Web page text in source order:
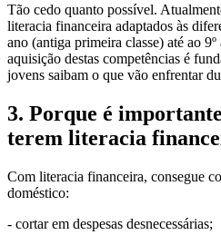
Tão cedo quanto possível.
literacia financeira adaptados às
ano (antiga primeira classe) até ao
aquisição destas competências é
jovens saibam o que vão enfrentar
3. Porque é
terem literacia
Com literacia financeira, consegue
doméstico:
- cortar em despesas desnecessárias;